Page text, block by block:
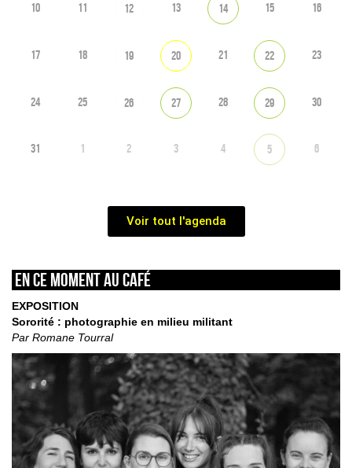
10 11 12 13 14 15 16
17 18 19 20 21 22 23
24 25 26 27 28 29 30
31 1 2 3 4 5 6
Voir tout l'agenda
En ce moment au café
EXPOSITION
Sororité : photographie en milieu militant
Par Romane Tourral